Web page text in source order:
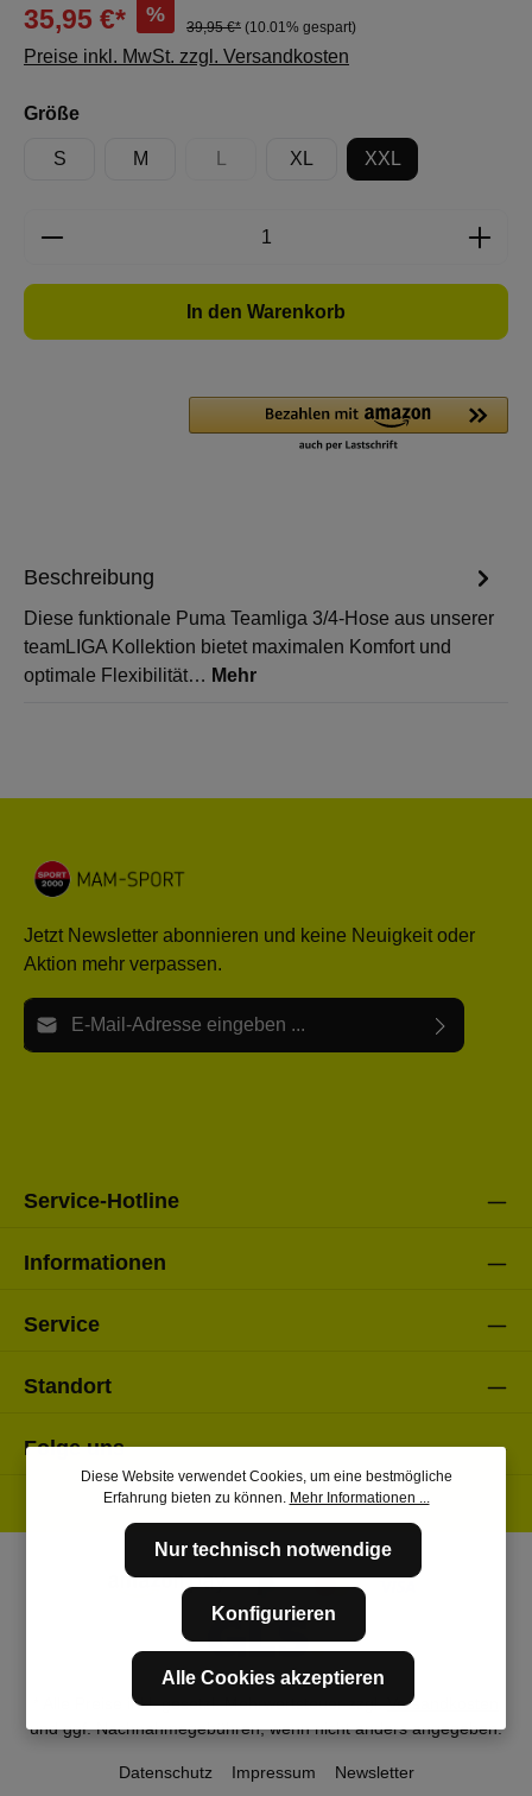
35,95 €* %
39,95 €* (10.01% gespart)
Preise inkl. MwSt. zzgl. Versandkosten
Größeauswählen
S M
(Diese Option ist zurzeit nicht verfügbar.)
XL XXL
Produkt Anzahl: Gib den gewünschten
In den Warenkorb
Beschreibung
Diese funktionale Puma Teamliga 3/4-Hose aus unserer
teamLIGA Kollektion bietet maximalen Komfort und
optimale Flexibilität… Mehr
Jetzt Newsletter abonnieren und keine Neuigkeit oder
Aktion mehr verpassen.
E-Mail-Adresse*
Service-Hotline
Informationen
Service
Standort
Folge uns
* Alle Preise inkl. gesetzl. Mehrwertsteuer zzgl.Versandkosten
und ggf. Nachnahmegebühren, wenn nicht anders angegeben.
Datenschutz Impressum Newsletter
Diese Website verwendet Cookies, um eine bestmögliche
Erfahrung bieten zu können. Mehr Informationen ...
Nur technisch notwendige
Konfigurieren
Alle Cookies akzeptieren